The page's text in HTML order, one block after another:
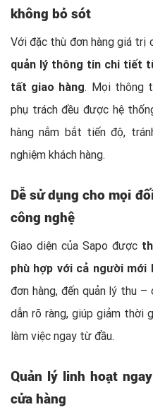
không bỏ sót
Với đặc thù đơn hàng giá trị
quản lý thông tin chi tiết
tất giao hàng. Mọi thông
phụ trách đều được hệ
hàng nắm bắt tiến độ,
nghiệm khách hàng.
Dễ sử dụng cho mọi
công nghệ
Giao diện của Sapo được
phù hợp với cả người mới
đơn hàng, đến quản lý thu
dẫn rõ ràng, giúp giảm thời
làm việc ngay từ đầu.
Quản lý linh hoạt
cửa hàng